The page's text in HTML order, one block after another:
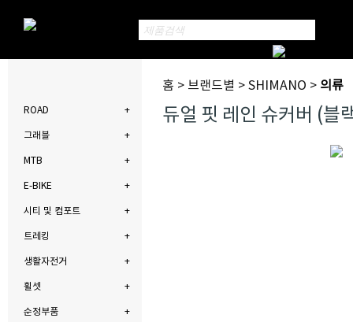
ROAD
그래블
MTB
E-BIKE
시티 및 컴포트
트레킹
생활자전거
휠셋
순정부품
홈 > 브랜드별 > SHIMANO > 의류
듀얼 핏 레인 슈커버 (블